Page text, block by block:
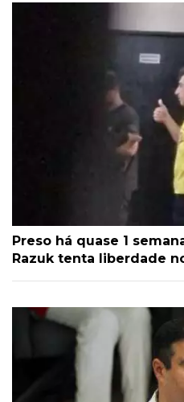
Preso há quase 1
Razuk tenta liberdade